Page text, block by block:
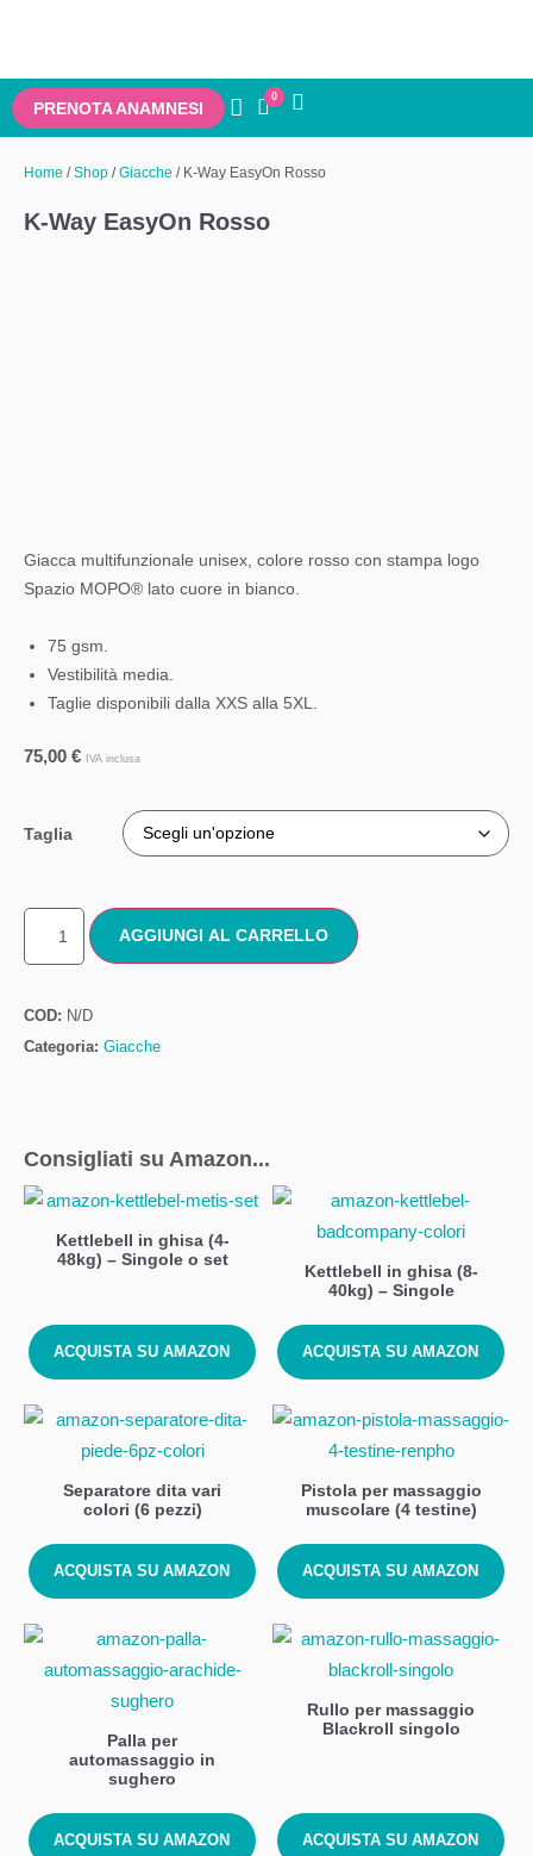
PRENOTA ANAMNESI
0
Home /Shop /Giacche / K-Way EasyOn Rosso
K-Way EasyOn Rosso
Giacca multifunzionale unisex, colore rosso con stampa logo
Spazio MOPO® lato cuore in bianco.
75 gsm.
Vestibilità media.
Taglie disponibili dalla XXS alla 5XL.
75,00 € IVA inclusa
Taglia
AGGIUNGI AL CARRELLO
COD: N/D
Categoria: Giacche
Consigliati su Amazon...
Kettlebell in ghisa (4-
48kg) – Singole o set
ACQUISTA SU AMAZON
Kettlebell in ghisa (8-
40kg) – Singole
ACQUISTA SU AMAZON
Separatore dita vari
colori (6 pezzi)
ACQUISTA SU AMAZON
Pistola per massaggio
muscolare (4 testine)
ACQUISTA SU AMAZON
Palla per
automassaggio in
sughero
ACQUISTA SU AMAZON
Rullo per massaggio
Blackroll singolo
ACQUISTA SU AMAZON